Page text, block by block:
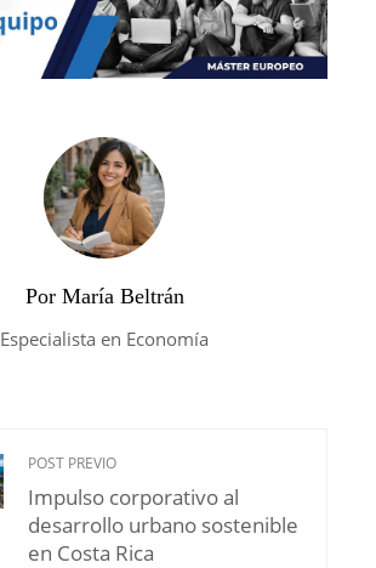
Por María Beltrán
Especialista en Economía
POST PREVIO
Impulso corporativo al
desarrollo urbano sostenible
en Costa Rica